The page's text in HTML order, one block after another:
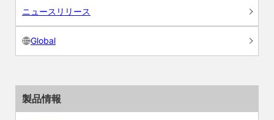
ニュースリリース
Global
製品情報